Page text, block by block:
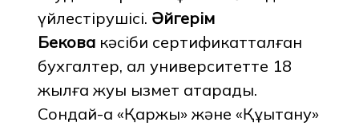
үйлестірушісі. Әйгерім
Бекова кәсіби сертификатталған
бухгалтер, ал университетте 18
жылға жуық қызмет атқарады.
Сондай-ақ «Қаржы» және «Құқықтану»